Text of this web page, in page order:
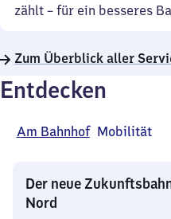
zählt – für ein besseres
Zum Überblick aller
Entdecken
Am Bahnhof Mobilität
Der neue
Nord